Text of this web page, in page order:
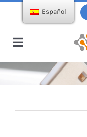
Navegación
de
palanca
Hogar
Español